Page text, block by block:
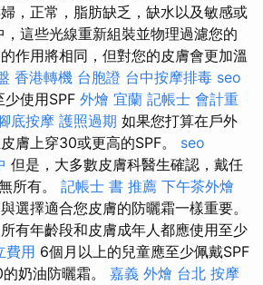
，正常，脂肪缺乏，缺水以及敏感或
這些光線重新組裝並物理過濾您的
作用將相同，但對您的皮膚會更加溫
香港轉機 台胞證 台中按摩排毒 seo
使用SPF 外燴 宜蘭 記帳士 會計重
底按摩 護照過期 如果您打算在戶外
膚上穿30或更高的SPF。 seo
但是，大多數皮膚科醫生確認，戴任
所有。 記帳士 書 推薦 下午茶外燴
選擇適合您皮膚的防曬霜一樣重要。
有年齡段和皮膚成年人都應使用至少
費用 6個月以上的兒童應至少佩戴SPF
奶油防曬霜。 嘉義 外燴 台北 按摩